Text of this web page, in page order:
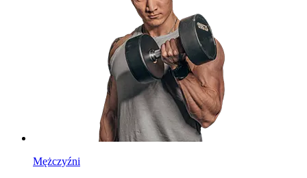
Mężczyźni